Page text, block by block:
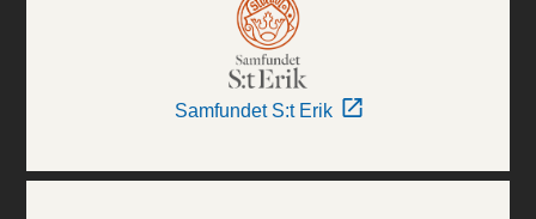
Samfundet S:t Erik